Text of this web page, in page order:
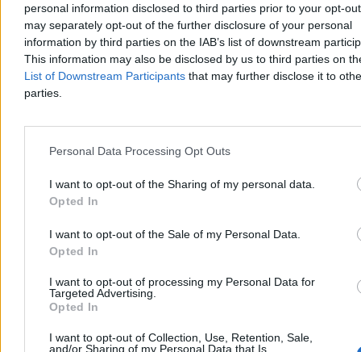
personal information disclosed to third parties prior to your opt-
may separately opt-out of the further disclosure of your personal
information by third parties on the IAB’s list of downstream
This information may also be disclosed by us to third parties on
List of Downstream Participants that may further disclose it to
parties.
Personal Data Processing Opt Outs
I want to opt-out of the Sharing of my personal data.
Opted In
I want to opt-out of the Sale of my Personal Data.
Opted In
I want to opt-out of processing my Personal Data for
Targeted Advertising.
Opted In
I want to opt-out of Collection, Use, Retention, Sale,
and/or Sharing of my Personal Data that Is
Resort finansów szykuje mocniejsze uderzenie w słodzone napoje, a
eksperci medyczni dają projektowi zielone światło. Polskie
Towarzystwo Otyłości Dziecięcej apeluje jednak, by stawki opłaty
cukrowej waloryzować co roku, a zebrane pieniądze przeznaczyć
bezpośrednio na systemowe leczenie najmłodszych pacjentów.
Wczoraj 13:56